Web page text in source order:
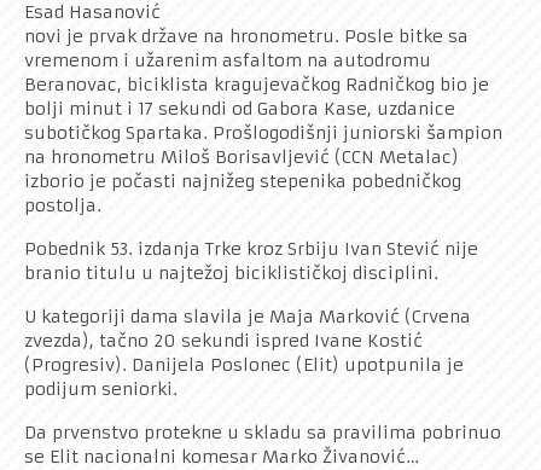
Galerija
Rekreativci
Kontakt
Esad Hasanović
novi je prvak države na hronometru. Posle bitke sa
vremenom i užarenim asfaltom na autodromu
Beranovac, biciklista kragujevačkog Radničkog bio je
bolji minut i 17 sekundi od Gabora Kase, uzdanice
subotičkog Spartaka. Prošlogodišnji juniorski šampion
na hronometru Miloš Borisavljević (CCN Metalac)
izborio je počasti najnižeg stepenika pobedničkog
postolja.
Pobednik 53. izdanja Trke kroz Srbiju Ivan Stević nije
branio titulu u najtežoj biciklističkoj disciplini.
U kategoriji dama slavila je Maja Marković (Crvena
zvezda), tačno 20 sekundi ispred Ivane Kostić
(Progresiv). Danijela Poslonec (Elit) upotpunila je
podijum seniorki.
Da prvenstvo protekne u skladu sa pravilima pobrinuo
se Elit nacionalni komesar Marko Živanović…